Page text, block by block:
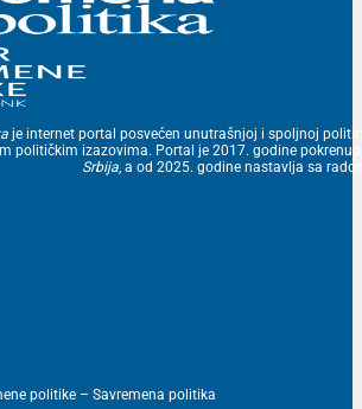
je internet portal posvećen unutrašnjoj i spoljnoj
političkim izazovima. Portal je 2017. godine
Srbija, a od 2025. godine nastavlja sa
politike – Savremena politika